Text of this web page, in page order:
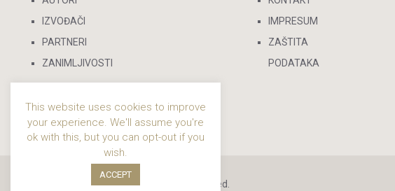
IZVOĐAČI
PARTNERI
ZANIMLJIVOSTI
IMPRESUM
ZAŠTITA
PODATAKA
© 2019 - 2024 Sevdalinka. All Rights Reserved.
This website uses cookies to improve
your experience. We'll assume you're
ok with this, but you can opt-out if you
wish.
ACCEPT